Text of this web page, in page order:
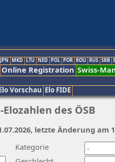
JPN MKD LTU NED POL POR ROU RUS SRB
Online Registration Swiss-
Vorschau Elo FIDE
des ÖSB
Kategorie
letzte Änderung am